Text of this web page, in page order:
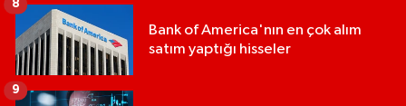
Bank of America'nın en çok alım
satım yaptığı hisseler
8
9